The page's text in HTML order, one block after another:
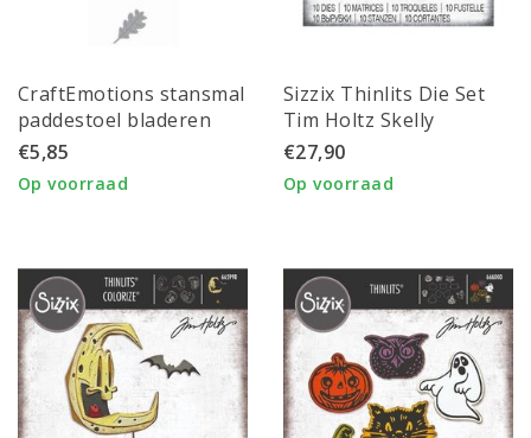
CraftEmotions stansmal
paddestoel bladeren
5x10 cm. totaal
€5,85
Op voorraad
Sizzix Thinlits Die Set
Tim Holtz Skelly
Colorize 10 Dies
€27,90
Op voorraad